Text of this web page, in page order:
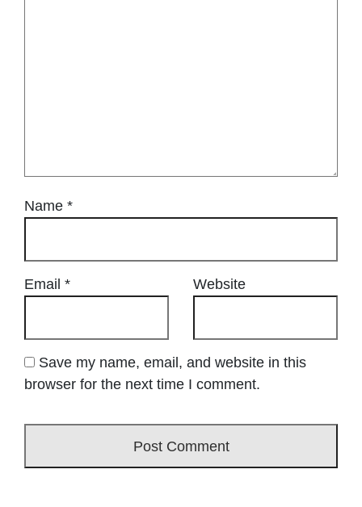
Name *
Email * Website
Save my name, email, and website in this
browser for the next time I comment.